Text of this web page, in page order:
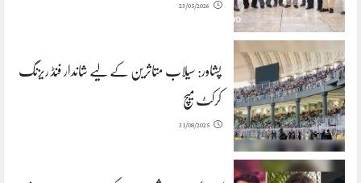
23/05/2026
پشاور: سیلاب متاثرین کے لیے شاندار فنڈ ریزنگ
کرکٹ میچ
31/08/2025